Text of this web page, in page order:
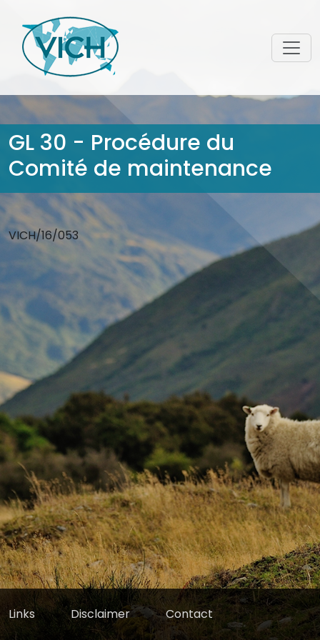
GL 30 - Procédure du
Comité de maintenance
VICH/16/053
Links Disclaimer Contact